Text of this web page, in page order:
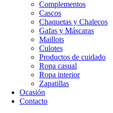
Complementos
Cascos
Chaquetas y Chalecos
Gafas y Máscaras
Maillots
Culotes
Productos de cuidado
Ropa casual
Ropa interior
Zapatillas
Ocasión
Contacto